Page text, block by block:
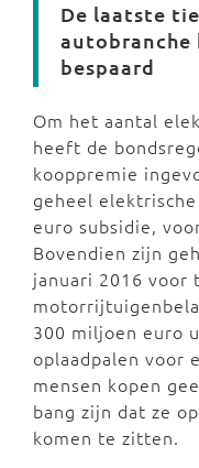
De laatste
autobranche
bespaard
Om het aantal
heeft de
kooppremie
geheel
euro subsidie,
Bovendien zijn
januari 2016 voor
300 miljoen euro
oplaadpalen voor
mensen kopen
bang zijn dat ze
komen te zitten.